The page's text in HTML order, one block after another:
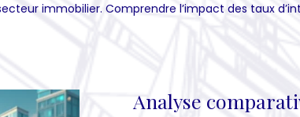
immobilier. Comprendre l’impact des taux
Analyse